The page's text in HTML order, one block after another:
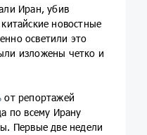
Иран, убив
новостные
осветили это
изложены четко и
от репортажей
по всему Ирану
Первые две недели